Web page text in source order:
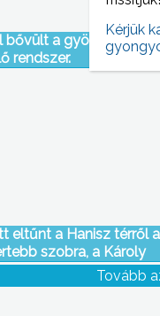
bővült a gyöngyösi
rendszer.
eltűnt a Hanisz térről a
szobra, a Károly
szobor.
Tovább
Kérjük